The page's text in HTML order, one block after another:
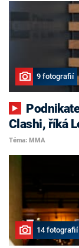
9 fotografií
Clashi, říká
Téma: MMA
14 fotografií